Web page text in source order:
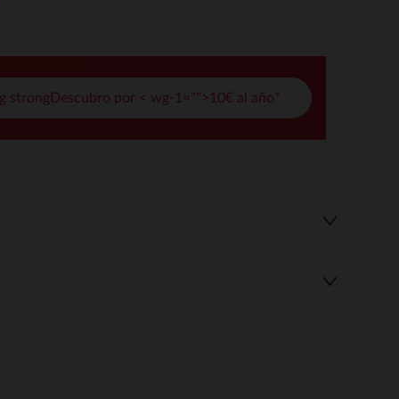
strongDescubro por < wg-1="">10€ al año*